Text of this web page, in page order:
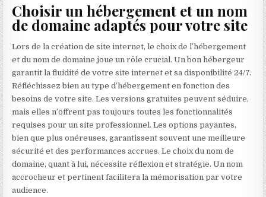
Choisir un hébergement et un nom
de domaine adaptés pour votre site
Lors de la création de site internet, le choix de l’hébergement
et du nom de domaine joue un rôle crucial. Un bon hébergeur
garantit la fluidité de votre site internet et sa disponibilité 24/7.
Réfléchissez bien au type d’hébergement en fonction des
besoins de votre site. Les versions gratuites peuvent séduire,
mais elles n’offrent pas toujours toutes les fonctionnalités
requises pour un site professionnel. Les options payantes,
bien que plus onéreuses, garantissent souvent une meilleure
sécurité et des performances accrues. Le choix du nom de
domaine, quant à lui, nécessite réflexion et stratégie. Un nom
accrocheur et pertinent facilitera la mémorisation par votre
audience.